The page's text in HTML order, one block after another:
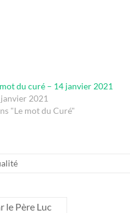
du curé – 14 janvier 2021
2021
"Le mot du Curé"
le Père Luc